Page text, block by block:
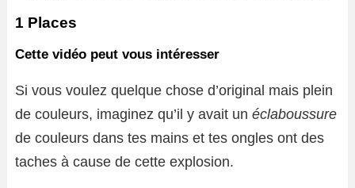
1 Places
Cette vidéo peut vous intéresser
Si vous voulez quelque chose d’original mais plein
de couleurs, imaginez qu’il y avait un éclaboussure
de couleurs dans tes mains et tes ongles ont des
taches à cause de cette explosion.